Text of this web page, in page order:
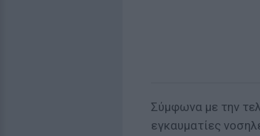
Σύμφωνα με την
εγκαυματίες